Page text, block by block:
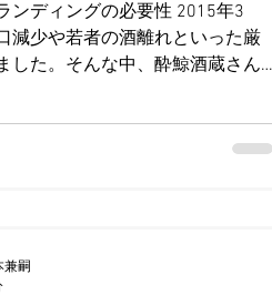
ではなく、「どんな世界を作る
ングは、“商品説明型”でした。
い ・価格が安い ・機能が便利
ンディングの必要性 2015年3
減少や若者の酒離れといった厳
した。そんな中、酔鯨酒蔵さん
く共感しました。この志が、私
るきっかけとなったのです。 そ
化を形成しています。 このよう
兼嗣